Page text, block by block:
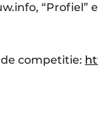
“Profiel”
competitie: